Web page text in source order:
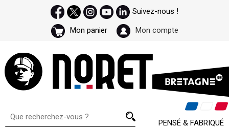
Suivez-nous !
Mon panier Mon compte
PENSÉ & FABRIQUÉ